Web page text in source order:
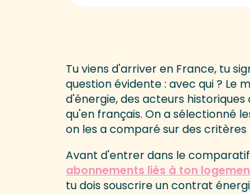
Tu viens d'arriver en France, tu
question évidente : avec qui ? Le
d'énergie, des acteurs
qu'en français. On a sélectionné
on les a comparé sur des critères
Avant d'entrer dans le
abonnements liés à ton
tu dois souscrire un contrat